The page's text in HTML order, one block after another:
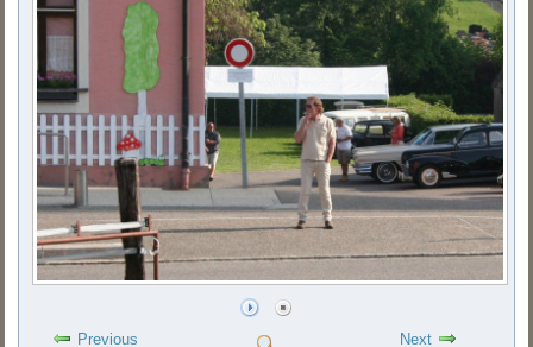
Previous Next